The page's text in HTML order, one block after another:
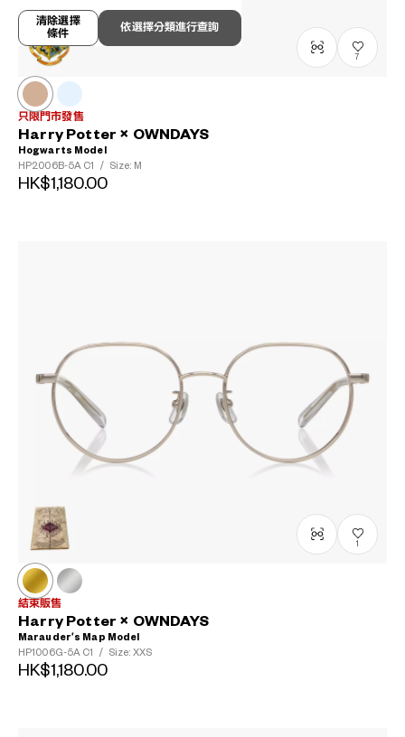
依選擇分類進行查詢
清除選擇
條件
7
只限門市發售
Harry Potter × OWNDAYS
Hogwarts Model
HP2006B-5A C1 / Size: M
HK$1,180.00
1
結束販售
Harry Potter × OWNDAYS
Marauder’s Map Model
HP1006G-5A C1 / Size: XXS
HK$1,180.00